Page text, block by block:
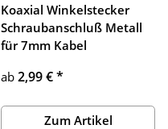
Koaxial Winkelstecker
Schraubanschluß Metall
für 7mm Kabel
ab 2,99 €*
Zum Artikel